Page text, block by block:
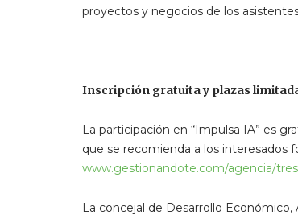
proyectos y negocios de los
Inscripción gratuita y plazas
La participación en “Impulsa IA” es
que se recomienda a los interesados
www.gestionandote.com/agencia/
La concejal de Desarrollo